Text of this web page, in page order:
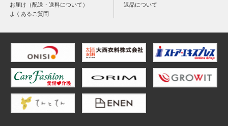
お届け（配送・送料について）
返品について
よくあるご質問